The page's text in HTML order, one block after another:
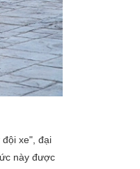
xe", đại
này được